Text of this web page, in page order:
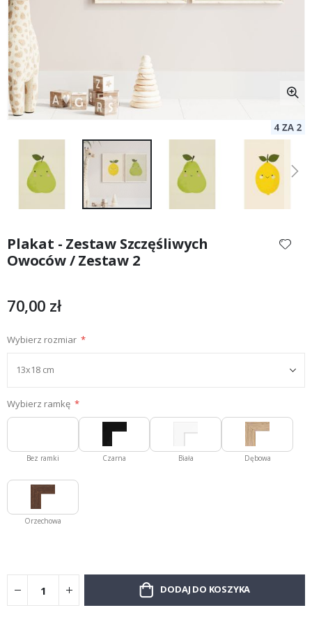
początek
galerii
Plakat - Zestaw Szczęśliwych
Owoców / Zestaw 2
70,00 zł
Wybierz rozmiar
Wybierz ramkę
Bez ramki Czarna Biała Dębowa
Orzechowa
DODAJ DO KOSZYKA